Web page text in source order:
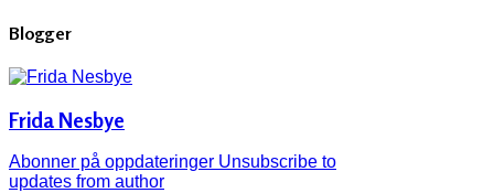
Blogger
Frida Nesbye
Abonner på oppdateringer Unsubscribe to
updates from author